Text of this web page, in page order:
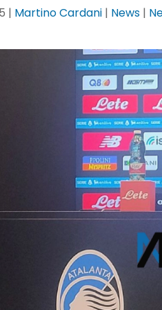
| Martino Cardani | News |